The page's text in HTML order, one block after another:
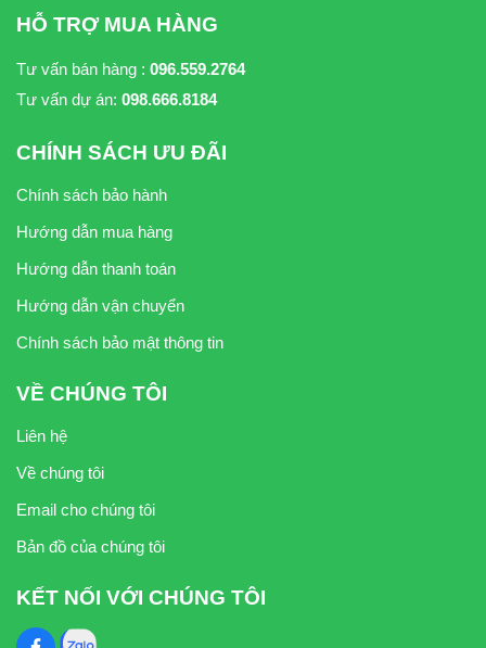
HỖ TRỢ MUA HÀNG
Tư vấn bán hàng : 096.559.2764
Tư vấn dự án: 098.666.8184
CHÍNH SÁCH ƯU ĐÃI
Chính sách bảo hành
Hướng dẫn mua hàng
Hướng dẫn thanh toán
Hướng dẫn vận chuyển
Chính sách bảo mật thông tin
VỀ CHÚNG TÔI
Liên hệ
Về chúng tôi
Email cho chúng tôi
Bản đồ của chúng tôi
KẾT NỐI VỚI CHÚNG TÔI